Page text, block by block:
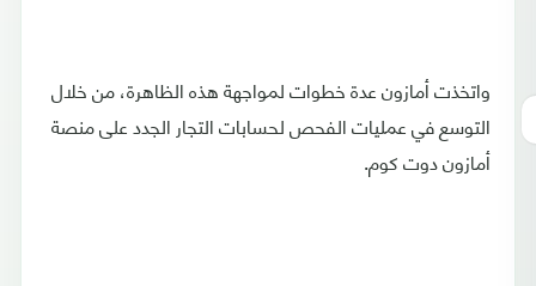
واتخذت أمازون عدة خطوات لمواجهة هذه الظاهرة، من خلال
التوسع في عمليات الفحص لحسابات التجار الجدد على منصة
أمازون دوت كوم.